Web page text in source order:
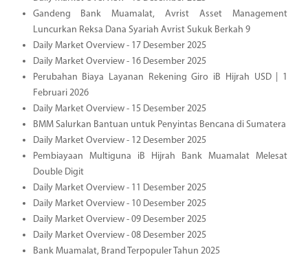
Gandeng Bank Muamalat, Avrist Asset Management
Luncurkan Reksa Dana Syariah Avrist Sukuk Berkah 9
Daily Market Overview - 17 Desember 2025
Daily Market Overview - 16 Desember 2025
Perubahan Biaya Layanan Rekening Giro iB Hijrah USD | 1
Februari 2026
Daily Market Overview - 15 Desember 2025
BMM Salurkan Bantuan untuk Penyintas Bencana di Sumatera
Daily Market Overview - 12 Desember 2025
Pembiayaan Multiguna iB Hijrah Bank Muamalat Melesat
Double Digit
Daily Market Overview - 11 Desember 2025
Daily Market Overview - 10 Desember 2025
Daily Market Overview - 09 Desember 2025
Daily Market Overview - 08 Desember 2025
Bank Muamalat, Brand Terpopuler Tahun 2025